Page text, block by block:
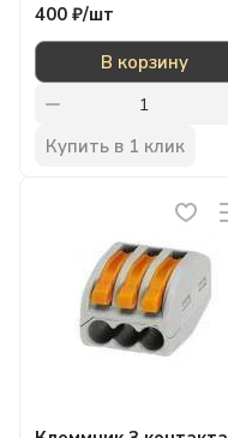
400 ₽/шт
В корзину
Купить в 1 клик